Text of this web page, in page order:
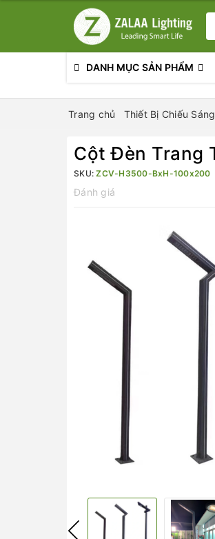
DANH MỤC SẢN PHẨM
Trang chủ Thiết Bị Chiếu Sáng
Cột Đèn Trang
SKU:ZCV-H3500-BxH-100x200
Đánh giá